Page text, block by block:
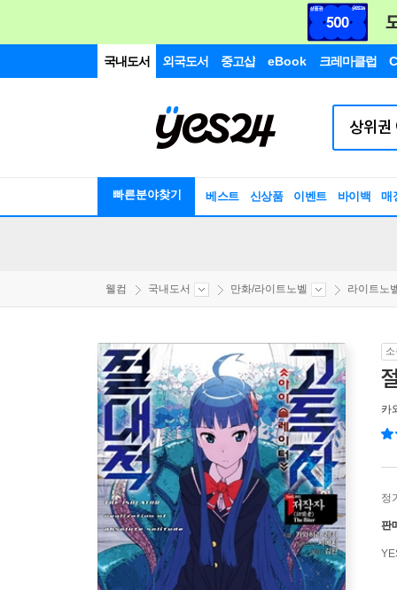
국내도서 외국도서 중고샵 eBook 크레마클럽
빠른분야찾기 베스트 신상품 이벤트 바이백 매
웰컴 국내도서 만화/라이트노벨 라이트노
카
정
판